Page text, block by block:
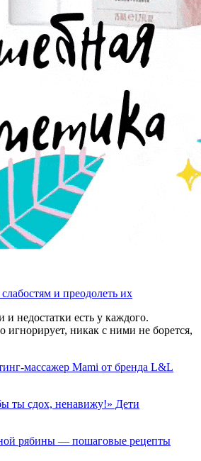
и преодолеть их
и недостатки есть у каждого.
игнорирует, никак с ними не борется,
массажер Mami от бренда L&L
ты сдох, ненавижу!» Дети
рябины — пошаговые рецепты